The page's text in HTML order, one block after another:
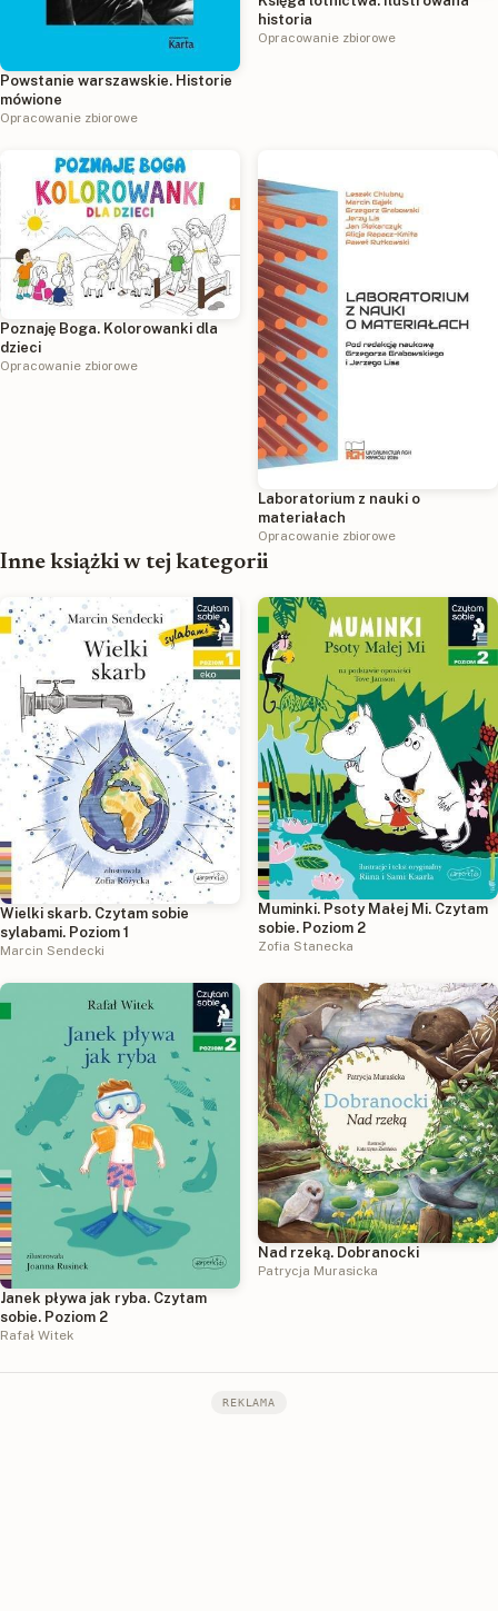
Powstanie warszawskie. Historie
mówione
Opracowanie zbiorowe
historia
Opracowanie zbiorowe
Poznaję Boga. Kolorowanki dla
dzieci
Opracowanie zbiorowe
Laboratorium z nauki o
materiałach
Opracowanie zbiorowe
Inne książki w tej kategorii
Wielki skarb. Czytam sobie
sylabami. Poziom 1
Marcin Sendecki
Muminki. Psoty Małej Mi. Czytam
sobie. Poziom 2
Zofia Stanecka
Janek pływa jak ryba. Czytam
sobie. Poziom 2
Rafał Witek
Nad rzeką. Dobranocki
Patrycja Murasicka
REKLAMA